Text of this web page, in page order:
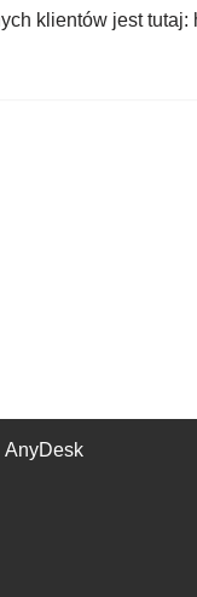
klientów jest
AnyDesk